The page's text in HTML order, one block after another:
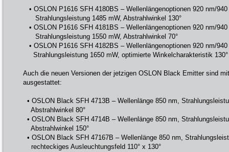
• OSLON P1616 SFH 4180BS – Wellenlängenoptionen 920 nm/
Strahlungsleistung 1485 mW, Abstrahlwinkel 130°
• OSLON P1616 SFH 4181BS – Wellenlängenoptionen 920 nm/
Strahlungsleistung 1550 mW, Abstrahlwinkel 70°
• OSLON P1616 SFH 4182BS – Wellenlängenoptionen 920 nm/
Strahlungsleistung 1650 mW, optimierte Winkelcharakteristik 130°
Auch die neuen Versionen der jetzigen OSLON Black Emitter sind
ausgestattet:
• OSLON Black SFH 4713B – Wellenlänge 850 nm,
Abstrahlwinkel 80°
• OSLON Black SFH 4714B – Wellenlänge 850 nm,
Abstrahlwinkel 150°
• OSLON Black SFH 47167B – Wellenlänge 850 nm,
rechteckiges Ausleuchtungsfeld 110° x 130°